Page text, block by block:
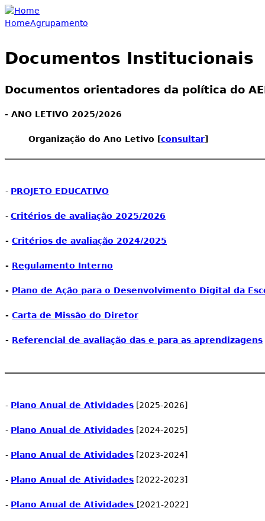
Jump to navigation
HomeAgrupamento
Documentos Institucionais
Documentos orientadores da política do
- ANO LETIVO 2025/2026
Organização do Ano Letivo [consultar]
- PROJETO EDUCATIVO
- Critérios de avaliação 2025/2026
- Critérios de avaliação 2024/2025
- Regulamento Interno
- Plano de Ação para o Desenvolvimento Digital da
- Carta de Missão do Diretor
- Referencial de avaliação das e para as aprendizagens
- Plano Anual de Atividades [2025-2026]
- Plano Anual de Atividades [2024-2025]
- Plano Anual de Atividades [2023-2024]
- Plano Anual de Atividades [2022-2023]
- Plano Anual de Atividades [2021-2022]